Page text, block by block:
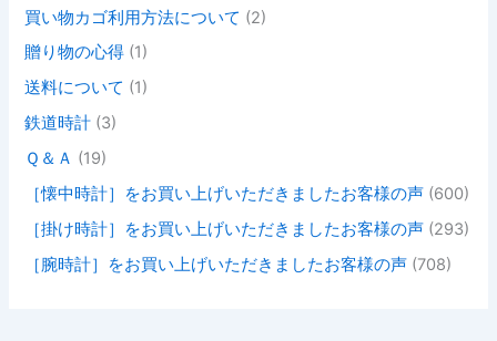
買い物カゴ利用方法について (2)
贈り物の心得 (1)
送料について (1)
鉄道時計 (3)
Ｑ＆Ａ (19)
［懐中時計］をお買い上げいただきましたお客様の声 (600)
［掛け時計］をお買い上げいただきましたお客様の声 (293)
［腕時計］をお買い上げいただきましたお客様の声 (708)